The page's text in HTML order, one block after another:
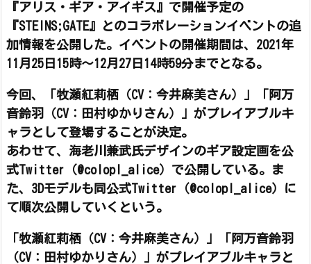
『アリス・ギア・アイギス』で開催予定の
『STEINS;GATE』とのコラボレーションイベントの追
加情報を公開した。イベントの開催期間は、2021年
11月25日15時〜12月27日14時59分までとなる。
今回、「牧瀬紅莉栖（CV：今井麻美さん）」「阿万
音鈴羽（CV：田村ゆかりさん）」がプレイアブルキ
ャラとして登場することが決定。
あわせて、海老川兼武氏デザインのギア設定画を公
式Twitter（@colopl_alice）で公開している。ま
た、3Dモデルも同公式Twitter（@colopl_alice）に
て順次公開していくという。
「牧瀬紅莉栖（CV：今井麻美さん）」「阿万音鈴羽
（CV：田村ゆかりさん）」がプレイアブルキャラと